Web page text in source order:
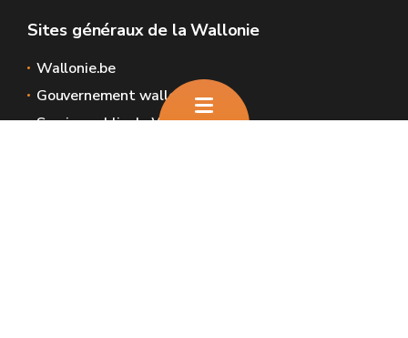
Sites généraux de la Wallonie
Wallonie.be
Gouvernement wallon
Service public de Wallonie